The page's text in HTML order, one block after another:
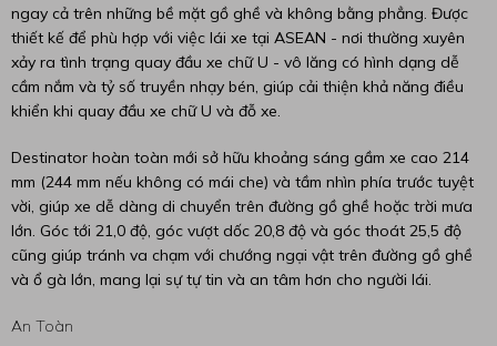
ngay cả trên những bề mặt gồ ghề và không bằng phẳng. Được
thiết kế để phù hợp với việc lái xe tại ASEAN - nơi thường xuyên
xảy ra tình trạng quay đầu xe chữ U - vô lăng có hình dạng dễ
cầm nắm và tỷ số truyền nhạy bén, giúp cải thiện khả năng điều
khiển khi quay đầu xe chữ U và đỗ xe.
Destinator hoàn toàn mới sở hữu khoảng sáng gầm xe cao 214
mm (244 mm nếu không có mái che) và tầm nhìn phía trước tuyệt
vời, giúp xe dễ dàng di chuyển trên đường gồ ghề hoặc trời mưa
lớn. Góc tới 21,0 độ, góc vượt dốc 20,8 độ và góc thoát 25,5 độ
cũng giúp tránh va chạm với chướng ngại vật trên đường gồ ghề
và ổ gà lớn, mang lại sự tự tin và an tâm hơn cho người lái.
An Toàn